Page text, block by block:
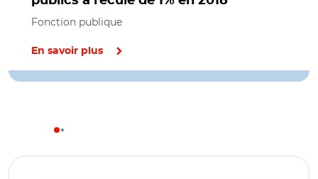
Fonction publique
En savoir plus